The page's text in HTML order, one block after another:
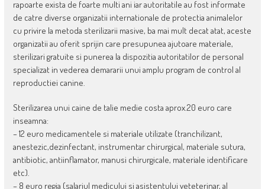
rapoarte exista de foarte multi ani iar autoritatile au fost informate
de catre diverse organizatii internationale de protectia animalelor
cu privire la metoda sterilizarii masive, ba mai mult decat atat, aceste
organizatii au oferit sprijin care presupunea ajutoare materiale,
sterilizari gratuite si punerea la dispozitia autoritatilor de personal
specializat in vederea demararii unui amplu program de control al
reproductiei canine.
Sterilizarea unui caine de talie medie costa aprox.20 euro care
inseamna:
– 12 euro medicamentele si materiale utilizate (tranchilizant,
anestezic,dezinfectant, instrumentar chirurgical, materiale sutura,
antibiotic, antiinflamator, manusi chirurgicale, materiale identificare
etc).
– 8 euro regia (salariul medicului si asistentului veteterinar, al